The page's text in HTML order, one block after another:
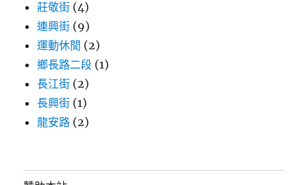
莊敬街 (4)
連興街 (9)
運動休閒 (2)
鄉長路二段 (1)
長江街 (2)
長興街 (1)
龍安路 (2)